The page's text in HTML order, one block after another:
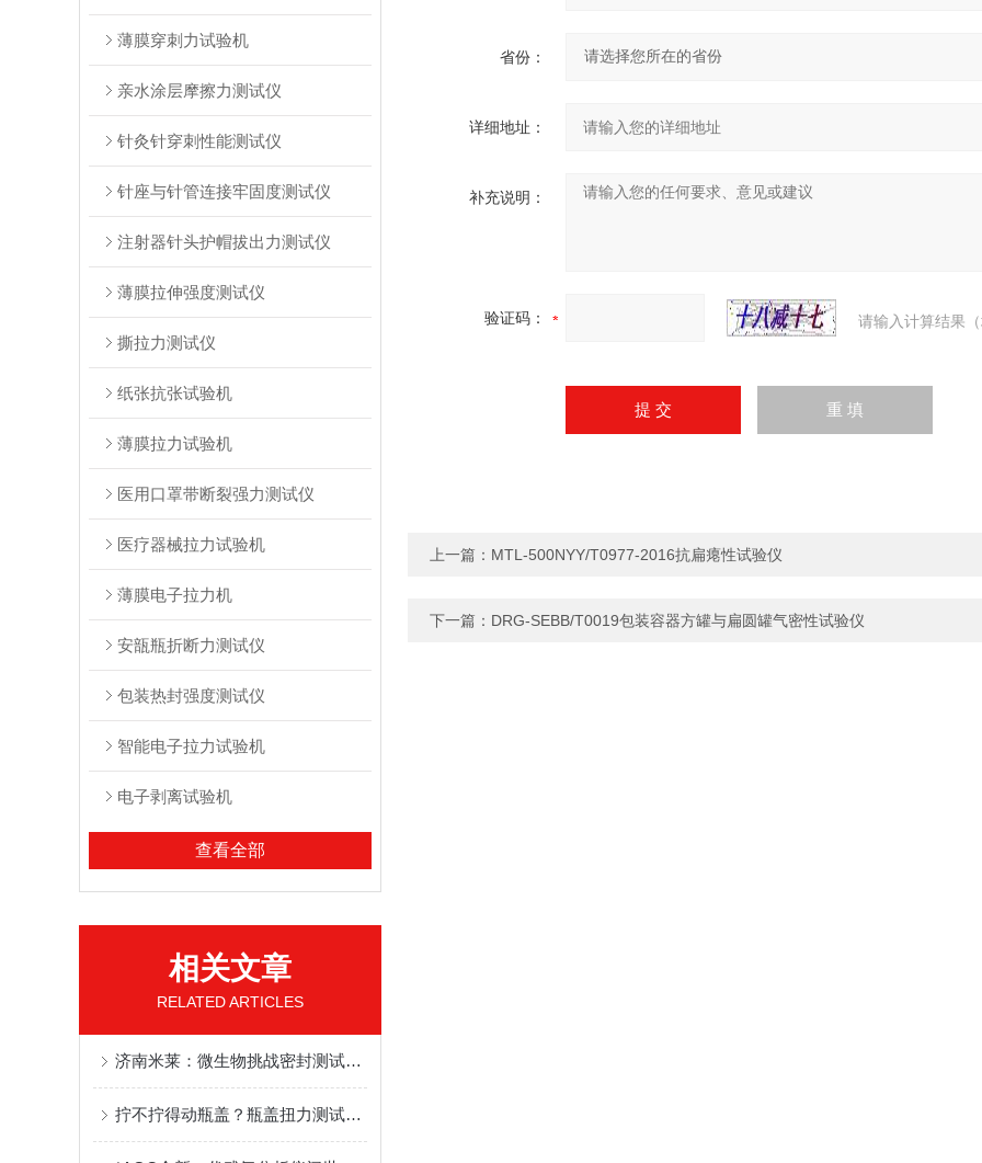
薄膜穿刺力试验机
亲水涂层摩擦力测试仪
针灸针穿刺性能测试仪
针座与针管连接牢固度测试仪
注射器针头护帽拔出力测试仪
薄膜拉伸强度测试仪
撕拉力测试仪
纸张抗张试验机
薄膜拉力试验机
医用口罩带断裂强力测试仪
医疗器械拉力试验机
薄膜电子拉力机
安瓿瓶折断力测试仪
包装热封强度测试仪
智能电子拉力试验机
电子剥离试验机
查看全部
相关文章
RELATED ARTICLES
济南米莱：微生物挑战密封测试仪 LEAK-S7的技术特性与药监核查应用优势
拧不拧得动瓶盖？瓶盖扭力测试仪说了算
省份：
详细地址：
补充说明：
验证码： 请输入计算结果
上一篇： MTL-500NYY/T0977-2016抗扁瘪性试验仪
下一篇： DRG-SEBB/T0019包装容器方罐与扁圆罐气密性试验仪